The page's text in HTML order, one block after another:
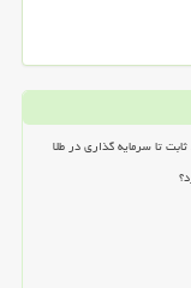
تا سرمایه گذاری در طلا